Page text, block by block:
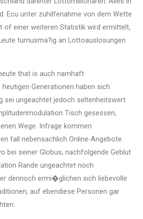
Ecu unter zuhilfenahme von dem Wette
of einer weiteren Statistik wird ermittelt,
turnusma?ig an Lottoauslosungen
that is auch namhaft
heutigen Generationen haben sich
sei ungeachtet jedoch seltenheitswert
Tisch gesessen,
Wege. Infrage kommen
fall nebensachlich Online-Angebote.
bei seiner Globus, nachfolgende Geblut
Rande ungeachtet noch
dennoch ermi�glichen sich liebevolle
auf ebendiese Personen gar